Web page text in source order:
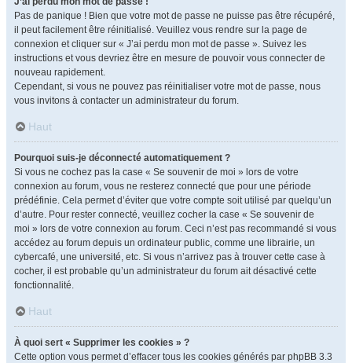
Pas de panique ! Bien que votre mot de passe ne puisse pas être récupéré,
il peut facilement être réinitialisé. Veuillez vous rendre sur la page de
connexion et cliquer sur « J’ai perdu mon mot de passe ». Suivez les
instructions et vous devriez être en mesure de pouvoir vous connecter de
nouveau rapidement.
Cependant, si vous ne pouvez pas réinitialiser votre mot de passe, nous
vous invitons à contacter un administrateur du forum.
Haut
Pourquoi suis-je déconnecté automatiquement ?
Si vous ne cochez pas la case « Se souvenir de moi » lors de votre
connexion au forum, vous ne resterez connecté que pour une période
prédéfinie. Cela permet d’éviter que votre compte soit utilisé par quelqu’un
d’autre. Pour rester connecté, veuillez cocher la case « Se souvenir de
moi » lors de votre connexion au forum. Ceci n’est pas recommandé si vous
accédez au forum depuis un ordinateur public, comme une librairie, un
cybercafé, une université, etc. Si vous n’arrivez pas à trouver cette case à
cocher, il est probable qu’un administrateur du forum ait désactivé cette
fonctionnalité.
Haut
À quoi sert « Supprimer les cookies » ?
Cette option vous permet d’effacer tous les cookies générés par phpBB 3.3